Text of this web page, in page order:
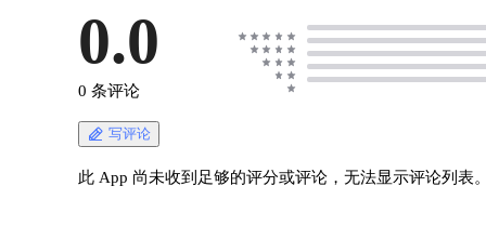
0.0
0 条评论
写评论
此 App 尚未收到足够的评分或评论，无法显示评论列表